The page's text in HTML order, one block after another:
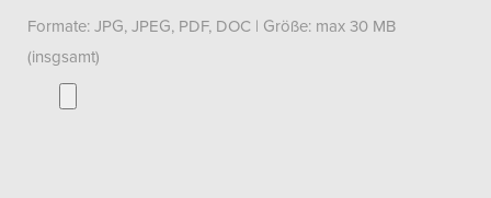
Formate: JPG, JPEG, PDF, DOC | Größe: max 30 MB
(insgsamt)